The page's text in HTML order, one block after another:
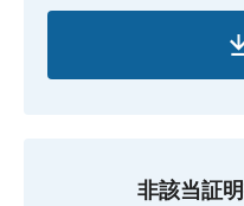
非該当証